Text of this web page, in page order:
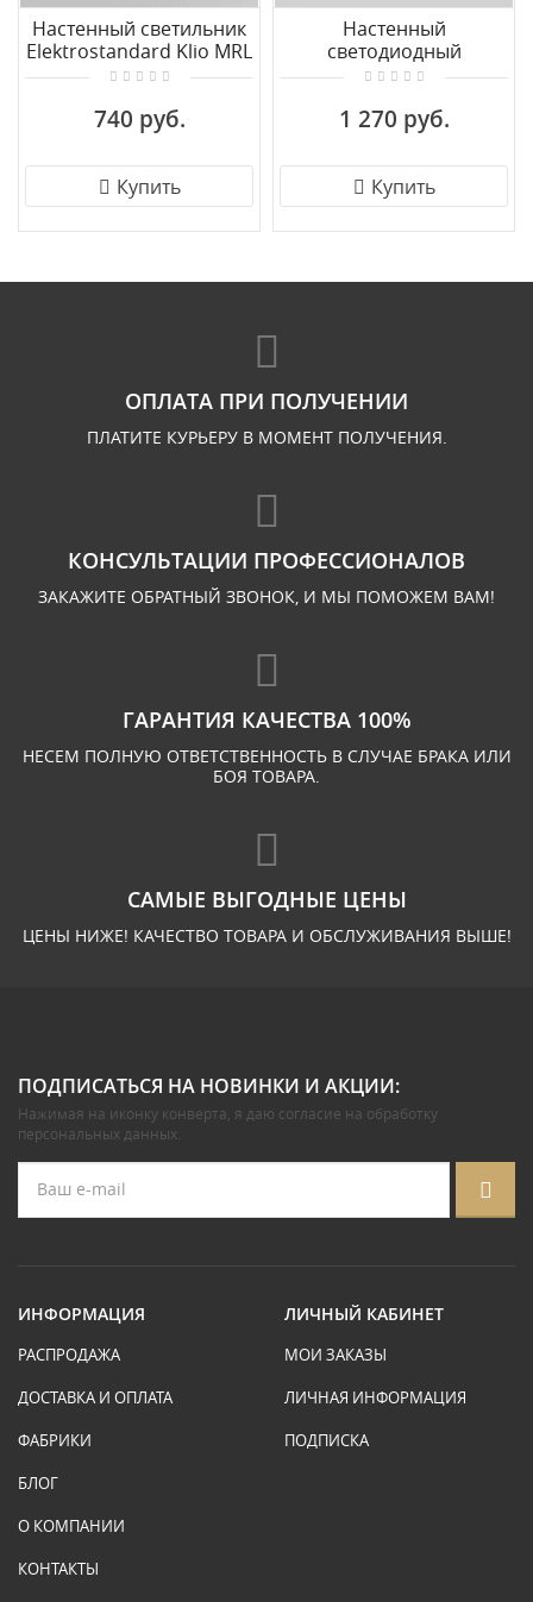
Настенный светильник
Elektrostandard Klio MRL
1008
740 руб.
Купить
Настенный
светодиодный
светильник Eurosvet
1 270 руб.
Купить
ОПЛАТА ПРИ ПОЛУЧЕНИИ
ПЛАТИТЕ КУРЬЕРУ В МОМЕНТ ПОЛУЧЕНИЯ.
КОНСУЛЬТАЦИИ ПРОФЕССИОНАЛОВ
ЗАКАЖИТЕ ОБРАТНЫЙ ЗВОНОК, И МЫ ПОМОЖЕМ ВАМ!
ГАРАНТИЯ КАЧЕСТВА 100%
НЕСЕМ ПОЛНУЮ ОТВЕТСТВЕННОСТЬ В СЛУЧАЕ БРАКА ИЛИ
БОЯ ТОВАРА.
САМЫЕ ВЫГОДНЫЕ ЦЕНЫ
ЦЕНЫ НИЖЕ! КАЧЕСТВО ТОВАРА И ОБСЛУЖИВАНИЯ ВЫШЕ!
ПОДПИСАТЬСЯ НА НОВИНКИ И АКЦИИ:
Нажимая на иконку конверта, я даю согласие на обработку
персональных данных.
ИНФОРМАЦИЯ
РАСПРОДАЖА
ДОСТАВКА И ОПЛАТА
ФАБРИКИ
БЛОГ
О КОМПАНИИ
КОНТАКТЫ
ЛИЧНЫЙ КАБИНЕТ
МОИ ЗАКАЗЫ
ЛИЧНАЯ ИНФОРМАЦИЯ
ПОДПИСКА